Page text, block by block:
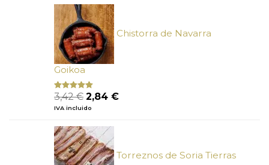
era:
34,10 €.
Chistorra de Navarra
Goikoa
Valorado
con
de 5
3,42€ El
precio
era:
3,42 €.
2,84 €El
IVA incluido
Torreznos de Soria Tierras